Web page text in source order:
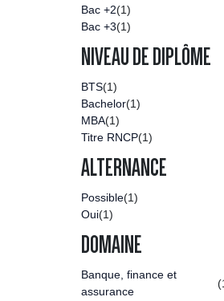
Bac +2(1)
Bac +3(1)
NIVEAU DE DIPLÔME
BTS(1)
Bachelor(1)
MBA(1)
Titre RNCP(1)
ALTERNANCE
Possible(1)
Oui(1)
DOMAINE
Banque, finance et
assurance